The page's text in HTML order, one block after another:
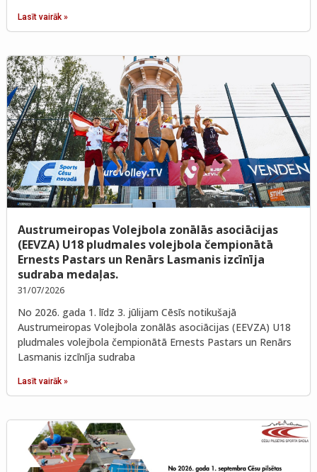
Lasīt vairāk »
Austrumeiropas Volejbola zonālās asociācijas
(EEVZA) U18 pludmales volejbola čempionātā
Ernests Pastars un Renārs Lasmanis izcīnīja
sudraba medaļas.
31/07/2026
No 2026. gada 1. līdz 3. jūlijam Cēsīs notikušajā
Austrumeiropas Volejbola zonālās asociācijas (EEVZA) U18
pludmales volejbola čempionātā Ernests Pastars un Renārs
Lasmanis izcīnīja sudraba
Lasīt vairāk »